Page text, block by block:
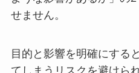
せません。
目的と影響を明確にする
てしまうリスクを避けら